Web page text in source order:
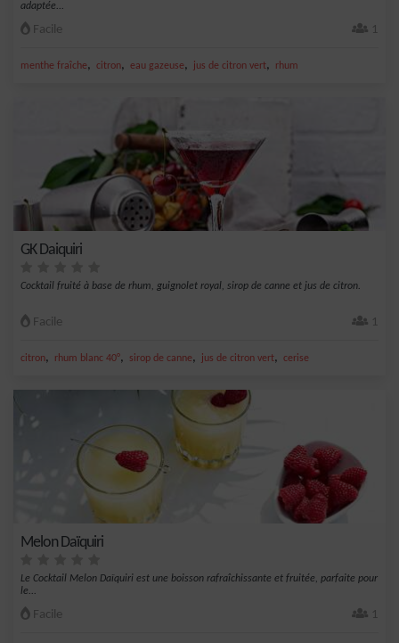
adaptée...
Facile 1
menthe fraîche, citron, eau gazeuse, jus de citron vert, rhum
GK Daiquiri
Cocktail fruité à base de rhum, guignolet royal, sirop de canne et jus de citron.
Facile 1
citron, rhum blanc 40°, sirop de canne, jus de citron vert, cerise
Melon Daïquiri
Le Cocktail Melon Daïquiri est une boisson rafraîchissante et fruitée, parfaite pour
le...
Facile 1